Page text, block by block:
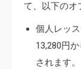
て、以下のオ
個人レッ
13,280円
されます。